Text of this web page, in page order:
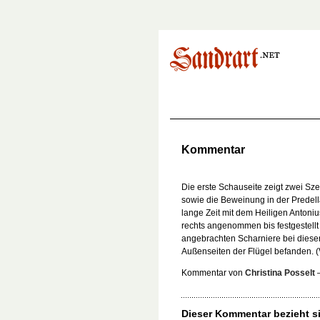
Kommentar
Die erste Schauseite zeigt zwei
sowie die Beweinung in der
lange Zeit mit dem Heiligen
rechts angenommen bis
angebrachten Scharniere bei
Außenseiten der Flügel befanden.
Kommentar von Christina Posselt
Dieser Kommentar bezieht